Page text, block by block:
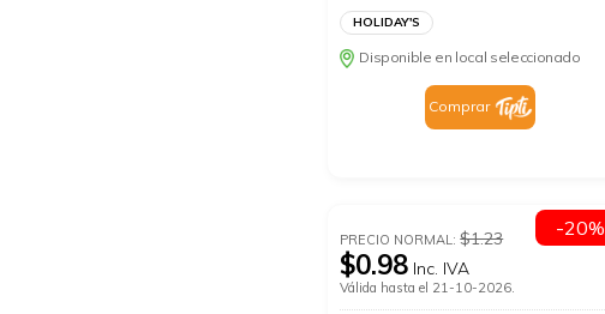
HOLIDAY'S
Disponible en local seleccionado
Comprar
PRECIO NORMAL:$1.23
$0.98 Inc. IVA
Válida hasta el 21-10-2026.
-20%